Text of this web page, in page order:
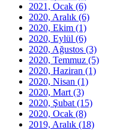
2021, Ocak (6)
2020, Aralık (6)
2020, Ekim (1)
2020, Eylül (6)
2020, Ağustos (3)
2020, Temmuz (5)
2020, Haziran (1)
2020, Nisan (1)
2020, Mart (3)
2020, Şubat (15)
2020, Ocak (8)
2019, Aralık (18)